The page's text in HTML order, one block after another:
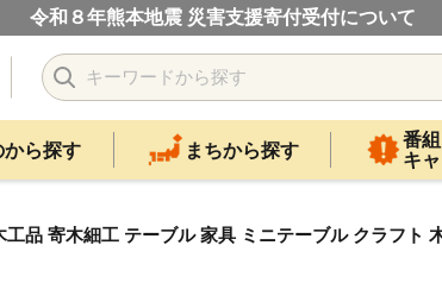
令和８年熊本地震 災害支援寄付受付について
から探す まちから探す
番
キ
寄木細工 テーブル 家具 ミニテーブル クラフト